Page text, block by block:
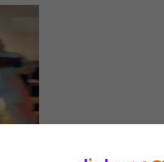
Inspecteur de police